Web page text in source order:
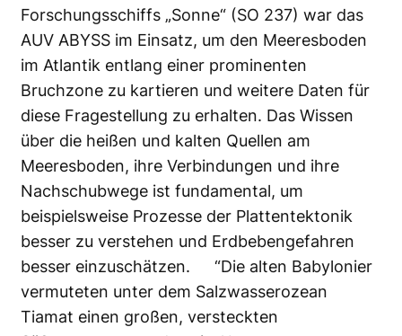
Forschungsschiffs „Sonne“ (SO 237) war das
AUV ABYSS im Einsatz, um den Meeresboden
im Atlantik entlang einer prominenten
Bruchzone zu kartieren und weitere Daten für
diese Fragestellung zu erhalten. Das Wissen
über die heißen und kalten Quellen am
Meeresboden, ihre Verbindungen und ihre
Nachschubwege ist fundamental, um
beispielsweise Prozesse der Plattentektonik
besser zu verstehen und Erdbebengefahren
besser einzuschätzen. “Die alten Babylonier
vermuteten unter dem Salzwasserozean
Tiamat einen großen, versteckten